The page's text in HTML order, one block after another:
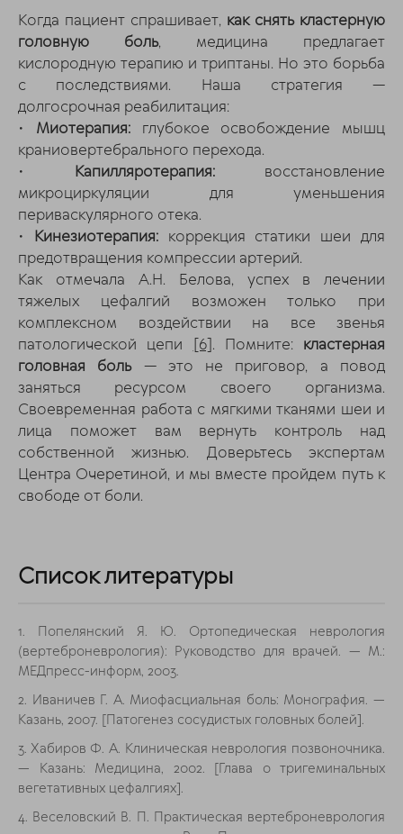
Когда пациент спрашивает, как снять кластерную
головную боль, медицина предлагает
кислородную терапию и триптаны. Но это борьба
с последствиями. Наша стратегия —
долгосрочная реабилитация:
• Миотерапия:глубокое освобождение мышц
краниовертебрального перехода.
• Капилляротерапия:восстановление
микроциркуляции для уменьшения
периваскулярного отека.
• Кинезиотерапия:коррекция статики шеи для
предотвращения компрессии артерий.
Как отмечала А.Н. Белова, успех в лечении
тяжелых цефалгий возможен только при
комплексном воздействии на все звенья
патологической цепи
[6]. Помните: кластерная
головная боль— это не приговор, а повод
заняться ресурсом своего организма.
Своевременная работа с мягкими тканями шеи и
лица поможет вам вернуть контроль над
собственной жизнью. Доверьтесь экспертам
Центра Очеретиной, и мы вместе пройдем путь к
свободе от боли.
Список литературы
1. Попелянский Я. Ю. Ортопедическая неврология
(вертеброневрология): Руководство для врачей. — М.:
МЕДпресс-информ, 2003.
2. Иваничев Г. А. Миофасциальная боль: Монография. —
Казань, 2007. [Патогенез сосудистых головных болей].
3. Хабиров Ф. А. Клиническая неврология позвоночника.
— Казань: Медицина, 2002. [Глава о тригеминальных
вегетативных цефалгиях].
4. Веселовский В. П. Практическая вертеброневрология